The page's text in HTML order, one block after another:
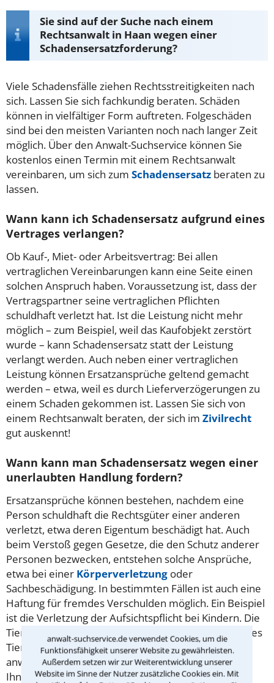
anwalt-suchservice.de verwendet Cookies, um die
Funktionsfähigkeit unserer Website zu gewährleisten.
Außerdem setzen wir zur Weiterentwicklung unserer
Website im Sinne der Nutzer zusätzliche Cookies ein. Mit
Sie sind auf der Suche nach einem
Rechtsanwalt in Haan wegen einer
Schadensersatzforderung?
Viele Schadensfälle ziehen Rechtsstreitigkeiten nach
sich. Lassen Sie sich fachkundig beraten. Schäden
können in vielfältiger Form auftreten. Folgeschäden
sind bei den meisten Varianten noch nach langer Zeit
möglich. Über den Anwalt-Suchservice können Sie
kostenlos einen Termin mit einem Rechtsanwalt
vereinbaren, um sich zum Schadensersatz beraten zu
lassen.
Wann kann ich Schadensersatz aufgrund eines
Vertrages verlangen?
Ob Kauf-, Miet- oder Arbeitsvertrag: Bei allen
vertraglichen Vereinbarungen kann eine Seite einen
solchen Anspruch haben. Voraussetzung ist, dass der
Vertragspartner seine vertraglichen Pflichten
schuldhaft verletzt hat. Ist die Leistung nicht mehr
möglich – zum Beispiel, weil das Kaufobjekt zerstört
wurde – kann Schadensersatz statt der Leistung
verlangt werden. Auch neben einer vertraglichen
Leistung können Ersatzansprüche geltend gemacht
werden – etwa, weil es durch Lieferverzögerungen zu
einem Schaden gekommen ist. Lassen Sie sich von
einem Rechtsanwalt beraten, der sich im Zivilrecht
gut auskennt!
Wann kann man Schadensersatz wegen einer
unerlaubten Handlung fordern?
Ersatzansprüche können bestehen, nachdem eine
Person schuldhaft die Rechtsgüter einer anderen
verletzt, etwa deren Eigentum beschädigt hat. Auch
beim Verstoß gegen Gesetze, die den Schutz anderer
Personen bezwecken, entstehen solche Ansprüche,
etwa bei einer Körperverletzung oder
Sachbeschädigung. In bestimmten Fällen ist auch eine
Haftung für fremdes Verschulden möglich. Ein Beispiel
ist die Verletzung der Aufsichtspflicht bei Kindern. Die
Tierhalterhaftung ist nicht von einem Verschulden des
Tierhalters abhängig – dieser muss nicht einmal
anwesend sein. Ein erfahrener Anwalt in Haan kann
Ihnen helfen, nach einer unerlaubten Handlung